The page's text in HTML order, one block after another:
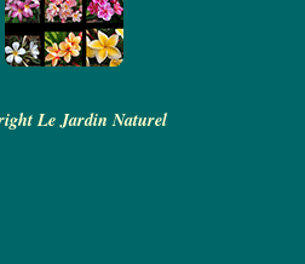
Le Jardin Naturel